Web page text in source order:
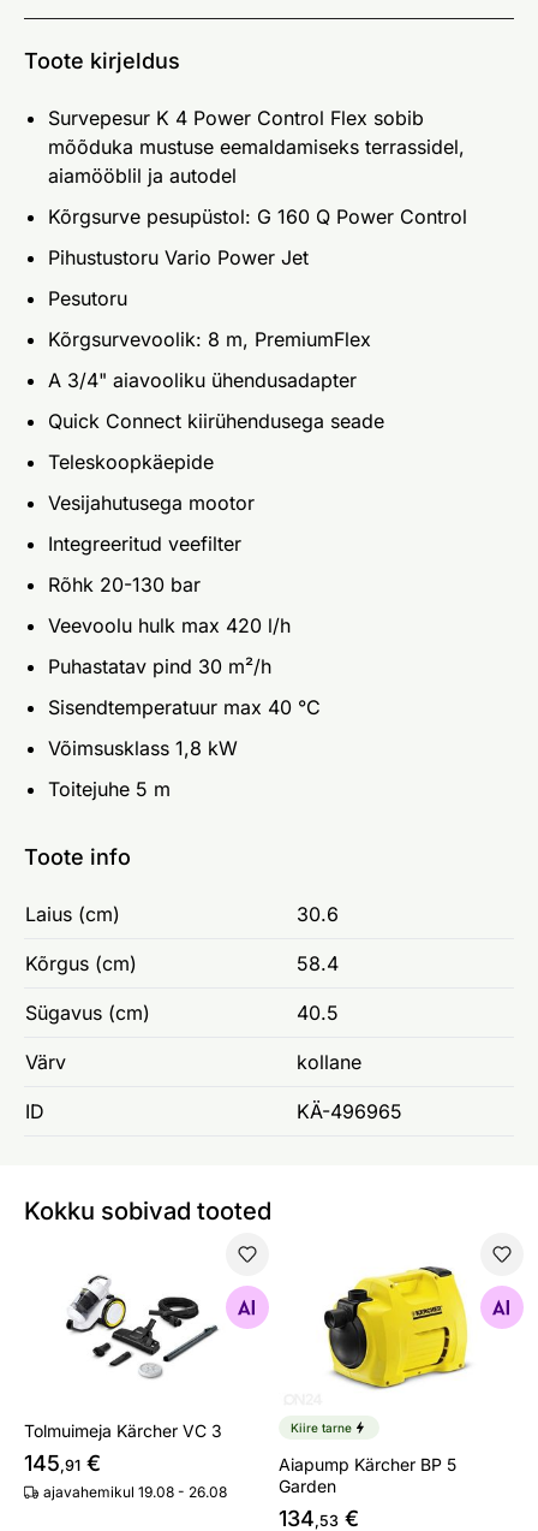
Toote kirjeldus
Survepesur K 4 Power Control Flex sobib
mõõduka mustuse eemaldamiseks terrassidel,
aiamööblil ja autodel
Kõrgsurve pesupüstol: G 160 Q Power Control
Pihustustoru Vario Power Jet
Pesutoru
Kõrgsurvevoolik: 8 m, PremiumFlex
A 3/4" aiavooliku ühendusadapter
Quick Connect kiirühendusega seade
Teleskoopkäepide
Vesijahutusega mootor
Integreeritud veefilter
Rõhk 20-130 bar
Veevoolu hulk max 420 l/h
Puhastatav pind 30 m²/h
Sisendtemperatuur max 40 °C
Võimsusklass 1,8 kW
Toitejuhe 5 m
Toote info
Laius (cm) 30.6
Kõrgus (cm) 58.4
Sügavus (cm) 40.5
Värv kollane
ID KÄ-496965
Kokku sobivad tooted
Tolmuimeja Kärcher VC 3
Otsi sarnaseid
Tolmuimeja Kärcher VC 3
145,91 €
ajavahemikul 19.08 - 26.08
Aiapump Kärcher BP 5
Otsi sarnaseid
Kiire tarne
Aiapump Kärcher BP 5
Garden
134,53 €